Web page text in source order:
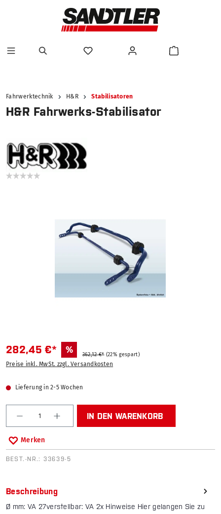
Fahrwerktechnik H&R Stabilisatoren
H&R Fahrwerks-Stabilisator
282,45 €* % 362,12 €* (22% gespart)
Preise inkl. MwSt. zzgl. Versandkosten
Lieferung in 2-5 Wochen
Produkt Anzahl: Gib den gewünschten Wert ein
IN DEN WARENKORB
Merken
BEST.-NR.: 33639-5
Beschreibung
Ø mm: VA 27verstellbar: VA 2x Hinweise Hier gelangen Sie zu